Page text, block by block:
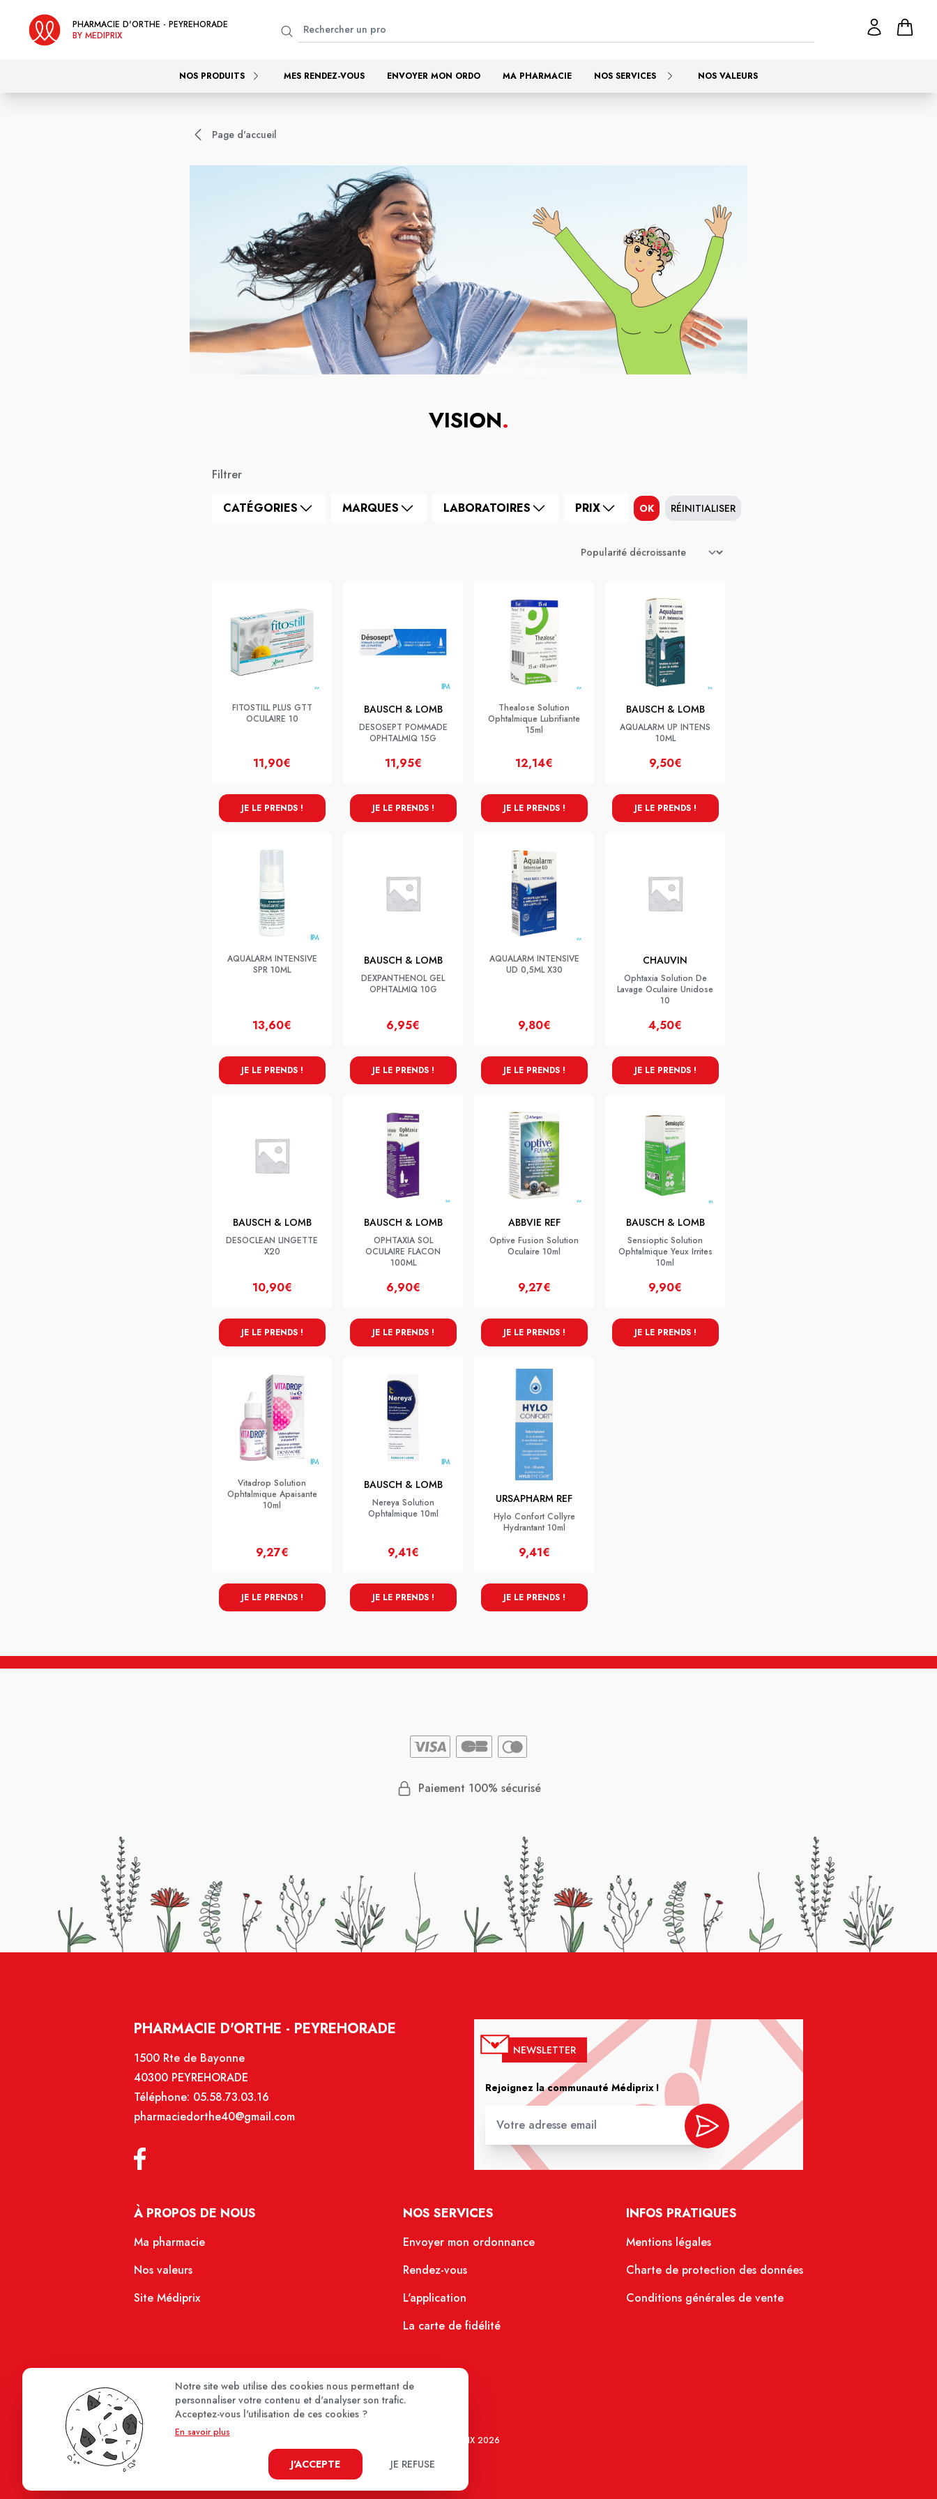
PHARMACIE D'ORTHE - PEYREHORADE
BY MEDIPRIX
NOS PRODUITS MES RENDEZ-VOUS ENVOYER MON ORDO MA PHARMACIE NOS SERVICES NOS VALEURS
Page d'accueil
VISION.
Filtrer
CATÉGORIES MARQUES LABORATOIRES PRIX OK RÉINITIALISER
FITOSTILL PLUS GTT
OCULAIRE 10
11,90€
JE LE PRENDS !
BAUSCH & LOMB
DESOSEPT POMMADE
OPHTALMIQ 15G
11,95€
JE LE PRENDS !
Thealose Solution
Ophtalmique Lubrifiante
15ml
12,14€
JE LE PRENDS !
BAUSCH & LOMB
AQUALARM UP INTENS
10ML
9,50€
JE LE PRENDS !
AQUALARM INTENSIVE
SPR 10ML
13,60€
JE LE PRENDS !
BAUSCH & LOMB
DEXPANTHENOL GEL
OPHTALMIQ 10G
6,95€
JE LE PRENDS !
AQUALARM INTENSIVE
UD 0,5ML X30
9,80€
JE LE PRENDS !
CHAUVIN
Ophtaxia Solution De
Lavage Oculaire Unidose
10
4,50€
JE LE PRENDS !
BAUSCH & LOMB
DESOCLEAN LINGETTE
X20
10,90€
JE LE PRENDS !
BAUSCH & LOMB
OPHTAXIA SOL
OCULAIRE FLACON
100ML
6,90€
JE LE PRENDS !
ABBVIE REF
Optive Fusion Solution
Oculaire 10ml
9,27€
JE LE PRENDS !
BAUSCH & LOMB
Sensioptic Solution
Ophtalmique Yeux Irrites
10ml
9,90€
JE LE PRENDS !
Vitadrop Solution
Ophtalmique Apaisante
10ml
9,27€
JE LE PRENDS !
BAUSCH & LOMB
Nereya Solution
Ophtalmique 10ml
9,41€
JE LE PRENDS !
URSAPHARM REF
Hylo Confort Collyre
Hydrantant 10ml
9,41€
JE LE PRENDS !
Paiement 100% sécurisé
PHARMACIE D'ORTHE - PEYREHORADE
1500 Rte de Bayonne
40300 PEYREHORADE
Téléphone: 05.58.73.03.16
pharmaciedorthe40@gmail.com
NEWSLETTER
Rejoignez la communauté Médiprix !
À PROPOS DE NOUS
Ma pharmacie
Nos valeurs
Site Médiprix
NOS SERVICES
Envoyer mon ordonnance
Rendez-vous
L'application
La carte de fidélité
INFOS PRATIQUES
Mentions légales
Charte de protection des données
Conditions générales de vente
MEDIPRIX 2026
Notre site web utilise des cookies nous permettant de
personnaliser votre contenu et d'analyser son trafic.
Acceptez-vous l'utilisation de ces cookies ?
En savoir plus
J'ACCEPTE JE REFUSE